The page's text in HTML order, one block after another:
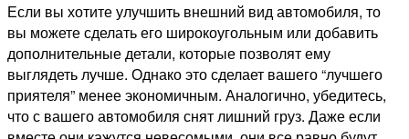
Если вы хотите улучшить внешний вид автомобиля, то
вы можете сделать его широкоугольным или добавить
дополнительные детали, которые позволят ему
выглядеть лучше. Однако это сделает вашего “лучшего
приятеля” менее экономичным. Аналогично, убедитесь,
что с вашего автомобиля снят лишний груз. Даже если